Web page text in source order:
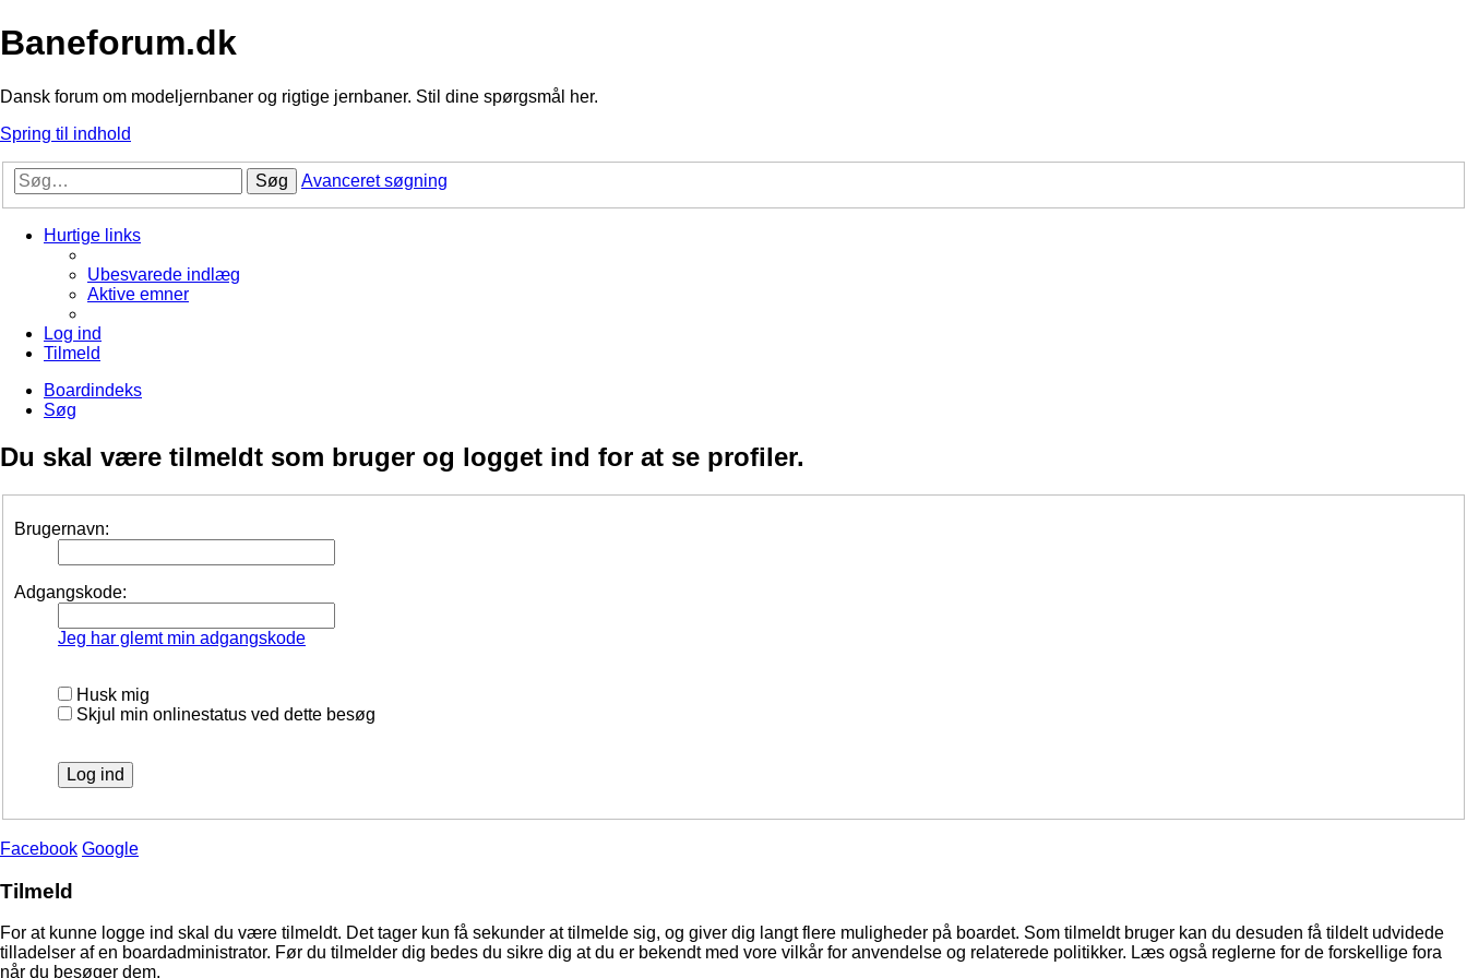
Baneforum.dk
Dansk forum om modeljernbaner og rigtige jernbaner. Stil dine spørgsmål her.
Spring til indhold
Søg Avanceret søgning
Hurtige links
Ubesvarede indlæg
Aktive emner
Log ind
Tilmeld
Boardindeks
Søg
Du skal være tilmeldt som bruger og logget ind for at se profiler.
Brugernavn:
Adgangskode:
Jeg har glemt min adgangskode
Husk mig
Skjul min onlinestatus ved dette besøg
Facebook Google
Tilmeld
For at kunne logge ind skal du være tilmeldt. Det tager kun få sekunder at tilmelde sig, og giver dig langt flere muligheder på boardet. Som tilmeldt bruger kan du desuden få tildelt udvidede
tilladelser af en boardadministrator. Før du tilmelder dig bedes du sikre dig at du er bekendt med vore vilkår for anvendelse og relaterede politikker. Læs også reglerne for de forskellige fora
når du besøger dem.